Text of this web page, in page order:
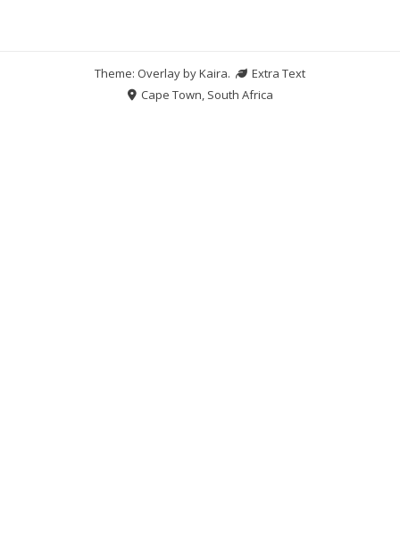
Theme: Overlay byKaira.
Extra Text
Cape Town, South Africa